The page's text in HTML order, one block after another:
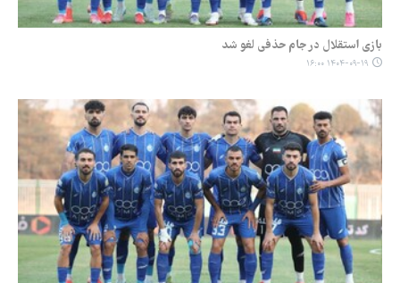
بازی استقلال در جام حذفی لغو شد
۱۴۰۴-۰۹-۱۹ ۱۶:۰۰